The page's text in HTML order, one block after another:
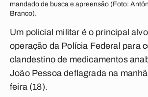
mandado de busca e apreensão (Foto:
Branco).
Um policial militar é o principal
operação da Polícia Federal para
clandestino de medicamentos
João Pessoa deflagrada na
feira (18).